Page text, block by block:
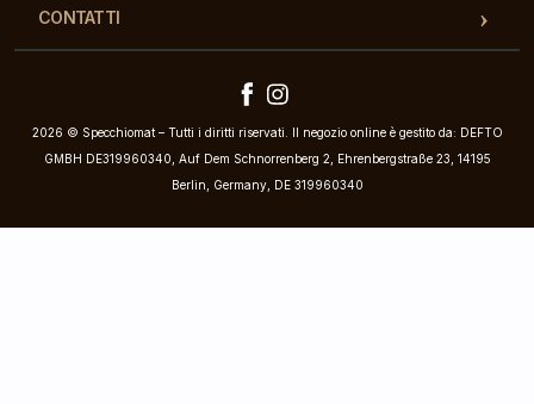
CONTATTI
2026 © Specchiomat – Tutti i diritti riservati. Il negozio online è gestito da: DEFTO
GMBH DE319960340, Auf Dem Schnorrenberg 2, Ehrenbergstraße 23, 14195
Berlin, Germany, DE 319960340